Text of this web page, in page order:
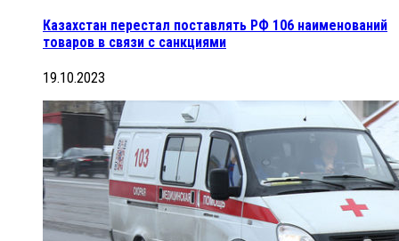
Казахстан перестал поставлять РФ 106 наименований
товаров в связи с санкциями
19.10.2023